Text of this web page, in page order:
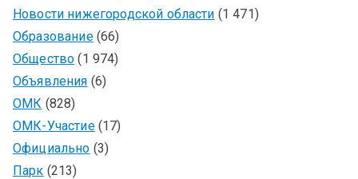
Новости нижегородской области (1 471)
Образование(66)
Общество (1 974)
Объявления (6)
ОМК (828)
ОМК-Участие(17)
Официально (3)
Парк (213)